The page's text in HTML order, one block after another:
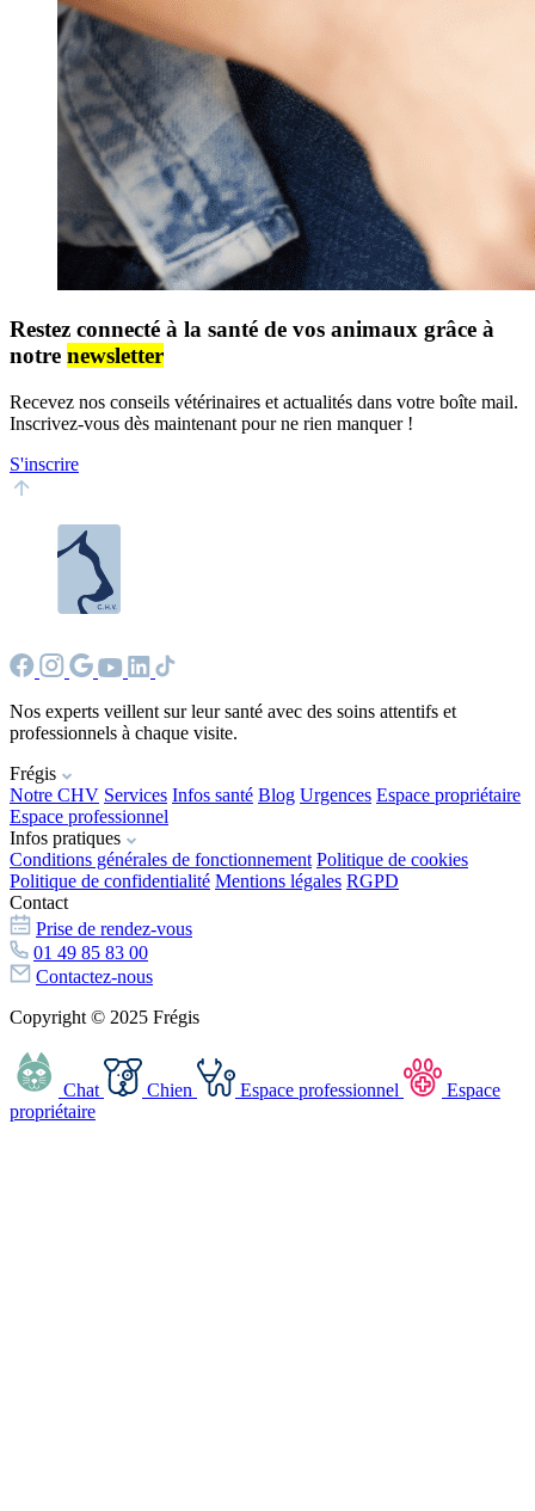
Restez connecté à la santé de vos animaux grâce à
notre newsletter
Recevez nos conseils vétérinaires et actualités dans votre boîte mail.
Inscrivez-vous dès maintenant pour ne rien manquer !
S'inscrire
Nos experts veillent sur leur santé avec des soins attentifs et
professionnels à chaque visite.
Frégis
Notre CHV Services Infos santé Blog Urgences Espace propriétaire
Espace professionnel
Infos pratiques
Conditions générales de fonctionnement Politique de cookies
Politique de confidentialité Mentions légales RGPD
Contact
Prise de rendez-vous
01 49 85 83 00
Contactez-nous
Copyright © 2025 Frégis
Chat Chien Espace professionnel
Espace
propriétaire